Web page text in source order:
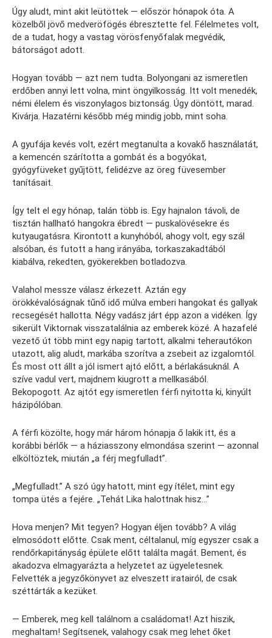
Úgy aludt, mint akit leütöttek — először hónapok óta. A
közelből jövő medveröfögés ébresztette fel. Félelmetes volt,
de a tudat, hogy a vastag vörösfenyőfalak megvédik,
bátorságot adott.
Hogyan tovább — azt nem tudta. Bolyongani az ismeretlen
erdőben annyi lett volna, mint öngyilkosság. Itt volt menedék,
némi élelem és viszonylagos biztonság. Úgy döntött, marad.
Kivárja. Hazatérni később még mindig jobb, mint soha.
A gyufája kevés volt, ezért megtanulta a kovakő használatát,
a kemencén szárította a gombát és a bogyókat,
gyógyfüveket gyűjtött, felidézve az öreg füvesember
tanításait.
Így telt el egy hónap, talán több is. Egy hajnalon távoli, de
tisztán hallható hangokra ébredt — puskalövésekre és
kutyaugatásra. Kirontott a kunyhóból, ahogy volt, egy szál
alsóban, és futott a hang irányába, torkaszakadtából
kiabálva, rekedten, gyökerekben botladozva.
Valahol messze válasz érkezett. Aztán egy
örökkévalóságnak tűnő idő múlva emberi hangokat és gallyak
recsegését hallotta. Négy vadász járt épp azon a vidéken. Így
sikerült Viktornak visszatalálnia az emberek közé. A hazafelé
vezető út több mint egy napig tartott, alkalmi teherautókon
utazott, alig aludt, markába szorítva a zsebeit az izgalomtól.
És most ott állt a jól ismert ajtó előtt, a bérlakásuknál. A
szíve vadul vert, majdnem kiugrott a mellkasából.
Bekopogott. Az ajtót egy ismeretlen férfi nyitotta ki, kinyúlt
házipólóban.
A férfi közölte, hogy már három hónapja ő lakik itt, és a
korábbi bérlők — a háziasszony elmondása szerint — azonnal
elköltöztek, miután „a férj megfulladt”.
„Megfulladt.” A szó úgy hatott, mint egy ítélet, mint egy
tompa ütés a fejére. „Tehát Lika halottnak hisz…”
Hova menjen? Mit tegyen? Hogyan éljen tovább? A világ
elmosódott előtte. Csak ment, céltalanul, míg egyszer csak a
rendőrkapitányság épülete előtt találta magát. Bement, és
akadozva elmagyarázta a helyzetet az ügyeletesnek.
Felvették a jegyzőkönyvet az elveszett iratairól, de csak
széttárták a kezüket.
— Emberek, meg kell találnom a családomat! Azt hiszik,
meghaltam! Segítsenek, valahogy csak meg lehet őket